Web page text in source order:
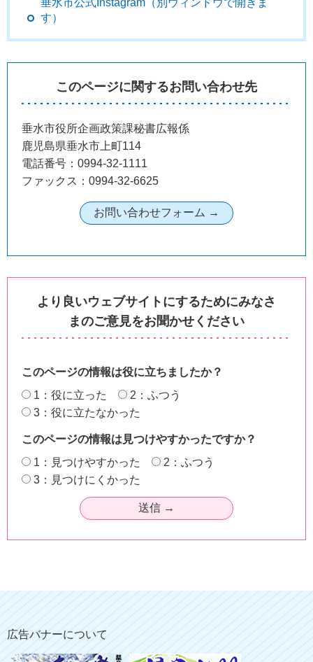
垂水市公式Instagram（別ウィンドウで開きま
す）
このページに関するお問い合わせ先
垂水市役所企画政策課秘書広報係
鹿児島県垂水市上町114
電話番号：0994-32-1111
ファックス：0994-32-6625
より良いウェブサイトにするためにみなさ
まのご意見をお聞かせください
このページの情報は役に立ちましたか？
1：役に立った
2：ふつう
3：役に立たなかった
このページの情報は見つけやすかったですか？
1：見つけやすかった
2：ふつう
3：見つけにくかった
広告バナーについて